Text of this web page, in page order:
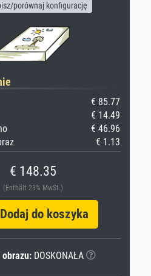
porównaj konfigurację
€ 85.77
€ 14.49
€ 46.96
€ 1.13
€ 148.35
(Enthält 23% MwSt.)
do koszyka
obrazu:DOSKONAŁA